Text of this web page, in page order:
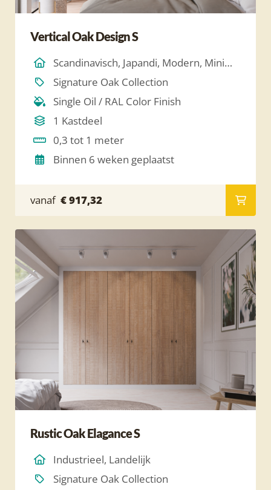
Vertical Oak Design S
Scandinavisch, Japandi, Modern, Minimalistich
Signature Oak Collection
Single Oil / RAL Color Finish
1 Kastdeel
0,3 tot 1 meter
Binnen 6 weken geplaatst
vanaf € 917,32
Rustic Oak Elagance S
Industrieel, Landelijk
Signature Oak Collection